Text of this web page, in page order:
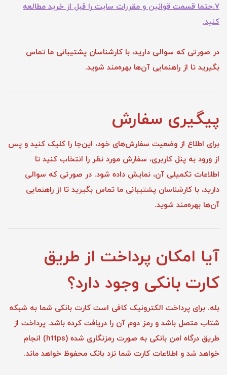
7.حتما قسمت قوانین و مقررات سایت را قبل از خرید مطالعه
کنید.
در صورتی که سوالی دارید، با کارشناسان پشتیبانی ما تماس
بگیرید تا از راهنمایی آن‌ها بهره‌مند شوید.
پیگیری سفارش
برای اطلاع از وضعیت سفارش‌های خود، این‌جا را کلیک کنید و پس
از ورود به پنل کاربری، سفارش مورد نظر را انتخاب کنید تا
اطلاعات تکمیلی آن، نمایش داده شود. در صورتی که سوالی
دارید، با کارشناسان پشتیبانی ما تماس بگیرید تا از راهنمایی
آن‌ها بهره‌مند شوید.
آیا امکان پرداخت از طریق
کارت بانکی وجود دارد؟
بله. برای پرداخت الکترونیک کافی است کارت بانکی شما به شبکه
شتاب متصل باشد و رمز دوم آن را دریافت کرده باشد. پرداخت از
طریق درگاه امن بانکی به صورت رمزنگاری شده (https) انجام
خواهد شد و اطلاعات کارت شما نزد بانک محفوظ خواهد ماند.